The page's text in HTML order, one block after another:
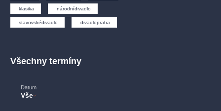
klasika národnídivadlo
stavovskédivadlo divadlopraha
Všechny termíny
Datum
Vše
muzikálypraha divadlopraha
filmováhudba státníopera